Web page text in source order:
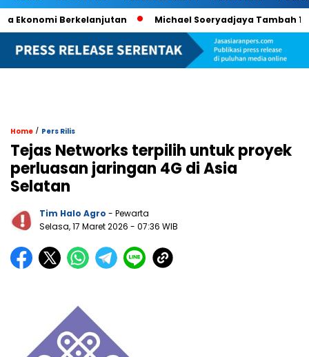
Berkelanjutan Michael Soeryadjaya Tambah 182
Home / Pers Rilis
Tejas Networks terpilih untuk proyek
perluasan jaringan 4G di Asia
Selatan
Tim Halo Agro - Pewarta
Selasa, 17 Maret 2026 - 07:36 WIB